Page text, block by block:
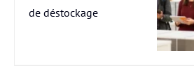
de déstockage